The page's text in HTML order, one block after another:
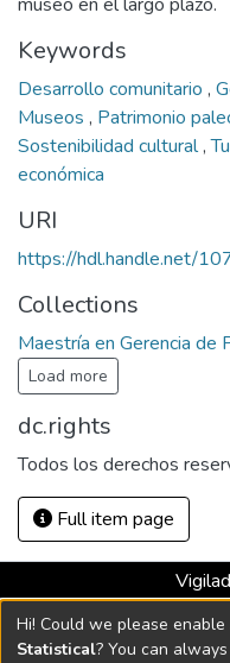
Keywords
Desarrollo comunitario ,
Museos , Patrimonio
Sostenibilidad cultural,
económica
URI
https://hdl.handle.net/
Collections
Maestría en Gerencia de
Load more
dc.rights
Todos los derechos
Full item page
Universidad con
Hi! Could we please
Statistical? You can